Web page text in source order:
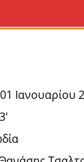
01 Ιανουαρίου